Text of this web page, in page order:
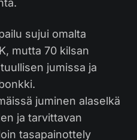
sujui omalta
mutta 70 kilsan
jumissa ja
juminen alaselkä
ja tarvittavan
tasapainottely